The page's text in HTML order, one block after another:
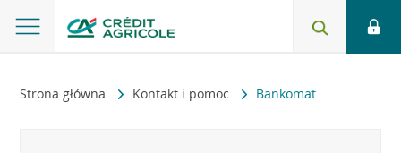
Strona główna Kontakt i pomoc Bankomat